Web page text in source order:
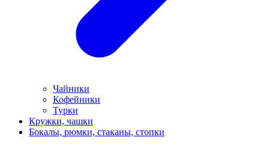
Чайники
Кофейники
Турки
Кружки, чашки
Бокалы, рюмки, стаканы, стопки